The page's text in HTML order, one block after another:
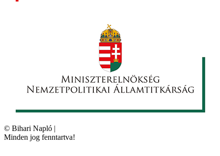
© Bihari Napló |
Minden jog fenntartva!